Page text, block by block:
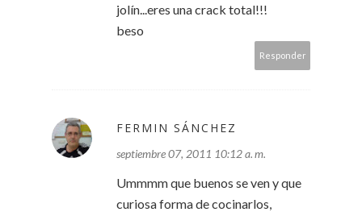
jolín...eres una crack total!!!
beso
Responder
FERMIN SÁNCHEZ
septiembre 07, 2011 10:12 a. m.
Ummmm que buenos se ven y que
curiosa forma de cocinarlos,